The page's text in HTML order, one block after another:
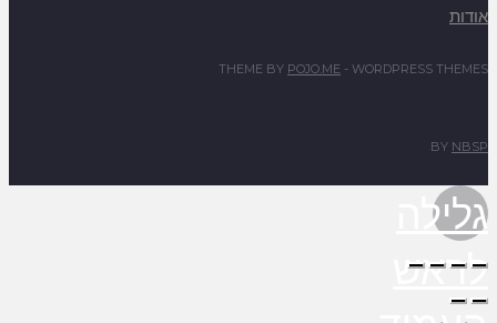
אודות
THEME BY POJO.ME - WORDPRESS THEMES
BY NBSP
גלילה
לראש